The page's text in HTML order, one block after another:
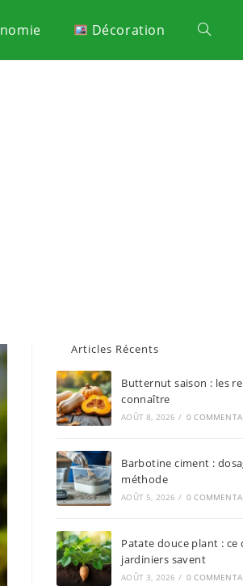
Décoration
Articles Récents
Butternut saison : les
connaître
AOÛT 8, 2026 / 0
Barbotine ciment :
méthode
AOÛT 5, 2026 / 0
Patate douce plant : ce
jardiniers savent
AOÛT 3, 2026 / 0